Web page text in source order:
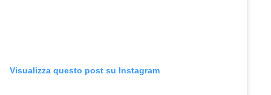
Visualizza questo post su Instagram